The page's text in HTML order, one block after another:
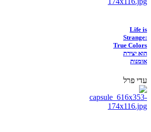
Life is
Strange:
True Colors
הוא יצירת
אומנות
עדי פרל